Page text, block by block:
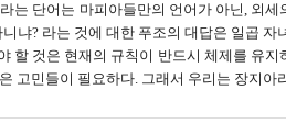
는 단어는 마피아들만의 언어가 아닌, 외세
니냐? 라는 것에 대한 푸조의 대답은 일곱
할 것은 현재의 규칙이 반드시 체제를 유
고민들이 필요하다. 그래서 우리는 장지아